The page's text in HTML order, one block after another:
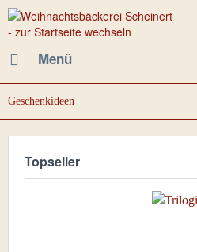
Menü
Geschenkideen
Topseller